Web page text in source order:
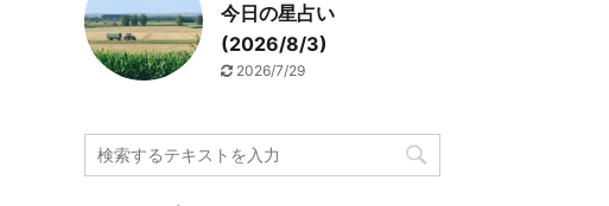
今日の星占い
(2026/8/3)
2026/7/29